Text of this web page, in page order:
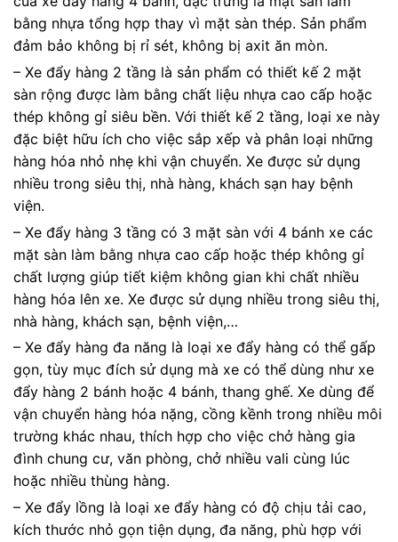
bằng nhựa tổng hợp thay vì mặt sàn thép. Sản phẩm
đảm bảo không bị rỉ sét, không bị axit ăn mòn.
– Xe đẩy hàng 2 tầng là sản phẩm có thiết kế 2 mặt
sàn rộng được làm bằng chất liệu nhựa cao cấp hoặc
thép không gỉ siêu bền. Với thiết kế 2 tầng, loại xe này
đặc biệt hữu ích cho việc sắp xếp và phân loại những
hàng hóa nhỏ nhẹ khi vận chuyển. Xe được sử dụng
nhiều trong siêu thị, nhà hàng, khách sạn hay bệnh
viện.
– Xe đẩy hàng 3 tầng có 3 mặt sàn với 4 bánh xe các
mặt sàn làm bằng nhựa cao cấp hoặc thép không gỉ
chất lượng giúp tiết kiệm không gian khi chất nhiều
hàng hóa lên xe. Xe được sử dụng nhiều trong siêu thị,
nhà hàng, khách sạn, bệnh viện,…
– Xe đẩy hàng đa năng là loại xe đẩy hàng có thể gấp
gọn, tùy mục đích sử dụng mà xe có thể dùng như xe
đẩy hàng 2 bánh hoặc 4 bánh, thang ghế. Xe dùng để
vận chuyển hàng hóa nặng, cồng kềnh trong nhiều môi
trường khác nhau, thích hợp cho việc chở hàng gia
đình chung cư, văn phòng, chở nhiều vali cùng lúc
hoặc nhiều thùng hàng.
– Xe đẩy lồng là loại xe đẩy hàng có độ chịu tải cao,
kích thước nhỏ gọn tiện dụng, đa năng, phù hợp với